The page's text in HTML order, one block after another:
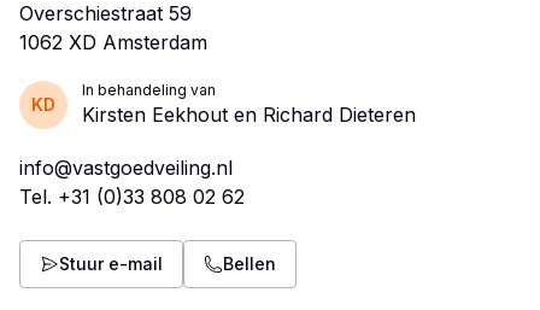
Overschiestraat 59
KD
In behandeling van
Kirsten Eekhout en Richard Dieteren
info@vastgoedveiling.nl
Tel. +31 (0)33 808 02 62
Stuur e-mail Bellen